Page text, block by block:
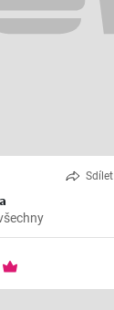
Sdílet